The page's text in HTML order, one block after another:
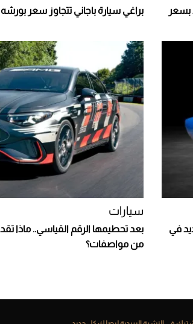
طرح Bugatti Type 57SC Atalante في مزاد مونتيري 2026 بسعر
براغي سيارة باجاني تتجاوز سعر بورشه 911 (فيديو)
جديد في
سيارات
من مواصفات؟